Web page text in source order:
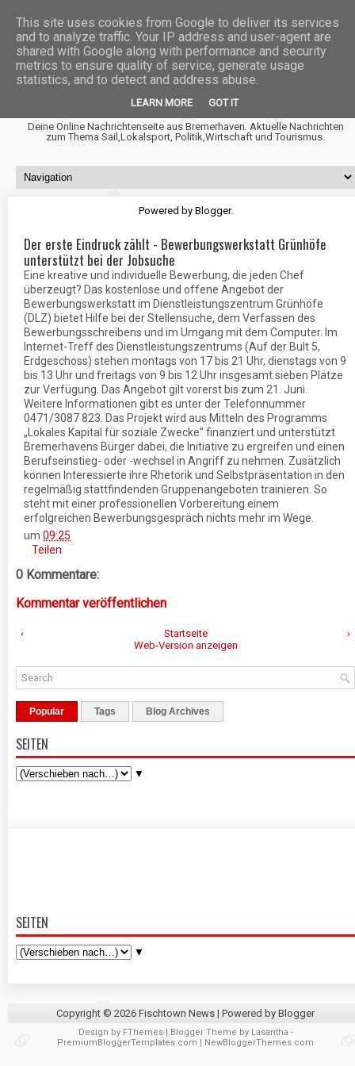
Fischtown News
Deine Online Nachrichtenseite aus Bremerhaven. Aktuelle Nachrichten
zum Thema Sail,Lokalsport, Politik,Wirtschaft und Tourismus.
Powered by Blogger.
Der erste Eindruck zählt - Bewerbungswerkstatt Grünhöfe
unterstützt bei der Jobsuche
Eine kreative und individuelle Bewerbung, die jeden Chef
überzeugt? Das kostenlose und offene Angebot der
Bewerbungswerkstatt im Dienstleistungszentrum Grünhöfe
(DLZ) bietet Hilfe bei der Stellensuche, dem Verfassen des
Bewerbungsschreibens und im Umgang mit dem Computer. Im
Internet-Treff des Dienstleistungszentrums (Auf der Bult 5,
Erdgeschoss) stehen montags von 17 bis 21 Uhr, dienstags von 9
bis 13 Uhr und freitags von 9 bis 12 Uhr insgesamt sieben Plätze
zur Verfügung. Das Angebot gilt vorerst bis zum 21. Juni.
Weitere Informationen gibt es unter der Telefonnummer
0471/3087 823. Das Projekt wird aus Mitteln des Programms
„Lokales Kapital für soziale Zwecke“ finanziert und unterstützt
Bremerhavens Bürger dabei, die Initiative zu ergreifen und einen
Berufseinstieg- oder -wechsel in Angriff zu nehmen. Zusätzlich
können Interessierte ihre Rhetorik und Selbstpräsentation in den
regelmäßig stattfindenden Gruppenangeboten trainieren. So
steht mit einer professionellen Vorbereitung einem
erfolgreichen Bewerbungsgespräch nichts mehr im Wege.
um 09:25
Teilen
0 Kommentare:
Kommentar veröffentlichen
‹ ›
Startseite
Web-Version anzeigen
Popular Tags Blog Archives
SEITEN
▼
SEITEN
▼
Copyright © 2026 Fischtown News | Powered by Blogger
Design by FThemes| Blogger Theme by Lasantha -
PremiumBloggerTemplates.com | NewBloggerThemes.com
This site uses cookies from Google to deliver its services
and to analyze traffic. Your IP address and user-agent are
shared with Google along with performance and security
metrics to ensure quality of service, generate usage
statistics, and to detect and address abuse.
LEARN MORE GOT IT